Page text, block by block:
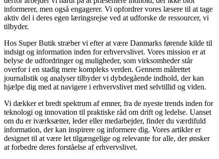
informerer, men også engagerer. Vi opfordrer vores læsere til at tage
aktiv del i deres egen læringsrejse ved at udforske de ressourcer, vi
tilbyder.
Hos Super Butik stræber vi efter at være Danmarks førende kilde til
indsigt og information inden for erhvervslivet. Vores mission er at
belyse de udfordringer og muligheder, som virksomheder står
overfor i en stadig mere kompleks verden. Gennem målrettet
journalistik og analyser tilbyder vi dybdegående indhold, der kan
hjælpe dig med at navigere i erhvervslivet med selvtillid og viden.
Vi dækker et bredt spektrum af emner, fra de nyeste trends inden for
teknologi og innovation til praktiske råd om drift og ledelse. Uanset
om du er iværksætter, leder eller medarbejder, finder du værdifuld
information, der kan inspirere og informere dig. Vores artikler er
designet til at være let tilgængelige og relevante for alle, der ønsker
at forbedre deres forståelse af erhvervslivet.